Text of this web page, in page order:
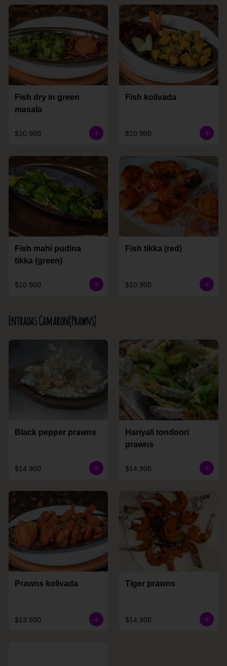
Fish dry in green
masala
$10.900
Fish kolivada
$10.900
Fish mahi pudina
tikka (green)
$10.900
Fish tikka (red)
$10.900
Entradas Camaron(Prawns)
Black pepper prawns
$14.900
Hariyali tondoori
prawns
$14.900
Prawns kolivada
$13.500
Tiger prawns
$14.900